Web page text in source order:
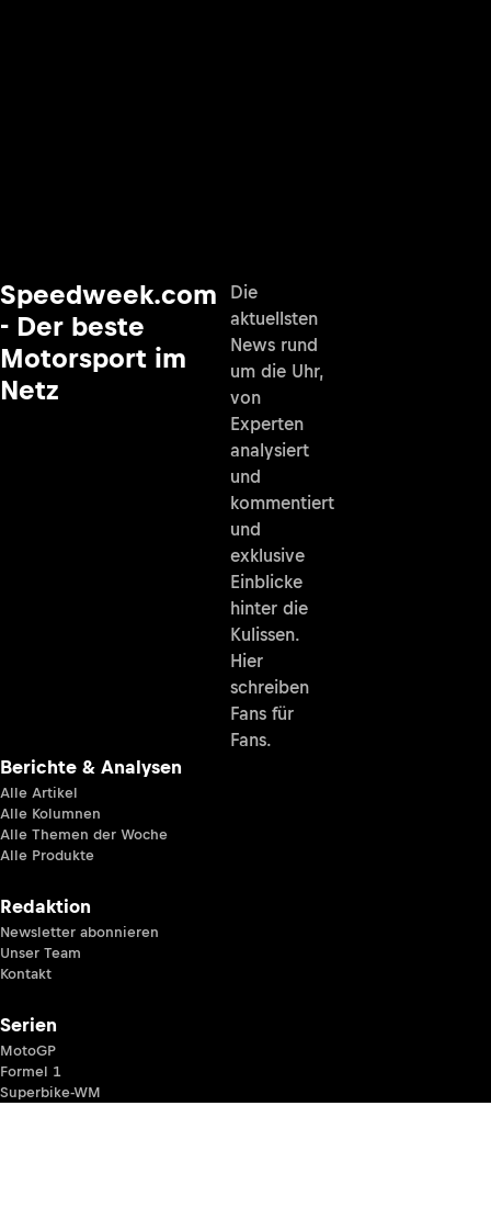
Speedweek.com
- Der beste
Motorsport im
Netz
Die
aktuellsten
News rund
um die Uhr,
von
Experten
analysiert
und
kommentiert
und
exklusive
Einblicke
hinter die
Kulissen.
Hier
schreiben
Fans für
Fans.
Berichte & Analysen
Alle Artikel
Alle Kolumnen
Alle Themen der Woche
Alle Produkte
Redaktion
Newsletter abonnieren
Unser Team
Kontakt
Serien
MotoGP
Formel 1
Superbike-WM